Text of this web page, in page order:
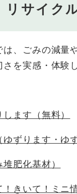
リサイク
は、ごみの減
を実感・体験
ます（無料）
ゆずります・ゆ
肥化基材）
！きいて！ミニ